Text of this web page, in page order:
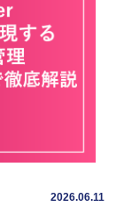
2026.06.11